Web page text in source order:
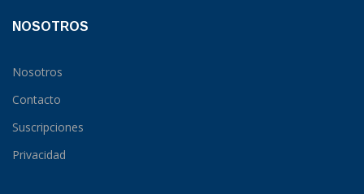
NOSOTROS
Nosotros
Contacto
Suscripciones
Privacidad